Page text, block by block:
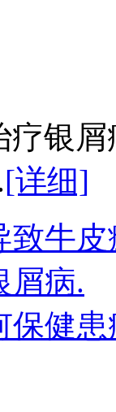
疗银
[详细]
致牛皮
屑病.
保健